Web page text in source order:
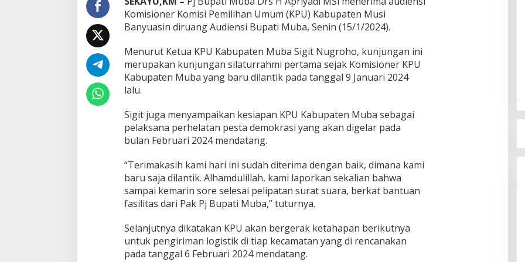
r
K
P
M
u
b
a
Komisioner Komisi Pemilihan Umum (KPU) Kabupaten Musi
Banyuasin diruang Audiensi Bupati Muba, Senin (15/1/2024).
Menurut Ketua KPU Kabupaten Muba Sigit Nugroho, kunjungan ini
merupakan kunjungan silaturrahmi pertama sejak Komisioner KPU
Kabupaten Muba yang baru dilantik pada tanggal 9 Januari 2024
lalu.
Sigit juga menyampaikan kesiapan KPU Kabupaten Muba sebagai
pelaksana perhelatan pesta demokrasi yang akan digelar pada
bulan Februari 2024 mendatang.
“Terimakasih kami hari ini sudah diterima dengan baik, dimana kami
baru saja dilantik. Alhamdulillah, kami laporkan sekalian bahwa
sampai kemarin sore selesai pelipatan surat suara, berkat bantuan
fasilitas dari Pak Pj Bupati Muba,” tuturnya.
Selanjutnya dikatakan KPU akan bergerak ketahapan berikutnya
untuk pengiriman logistik di tiap kecamatan yang di rencanakan
pada tanggal 6 Februari 2024 mendatang.